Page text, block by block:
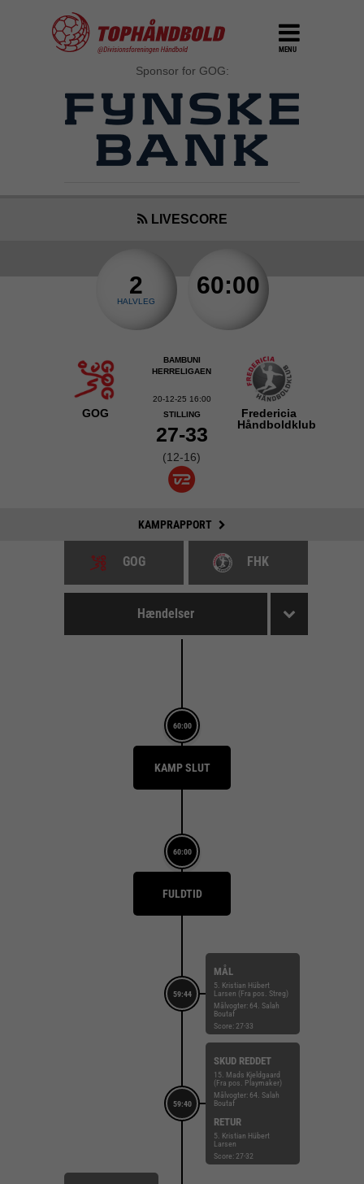
MENU
Sponsor for GOG:
LIVESCORE
2
HALVLEG
60:00
GOG
BAMBUNI
HERRELIGAEN
20-12-25 16:00
STILLING
27-33
(12-16)
Fredericia
Håndboldklub
KAMPRAPPORT
GOG FHK
Hændelser
60:00
KAMP SLUT
60:00
FULDTID
59:44
MÅL
5. Kristian Hübert
Larsen (Fra pos. Streg)
Målvogter: 64. Salah
Boutaf
Score: 27-33
59:40
SKUD REDDET
15. Mads Kjeldgaard
(Fra pos. Playmaker)
Målvogter: 64. Salah
Boutaf
RETUR
5. Kristian Hübert
Larsen
Score: 27-32